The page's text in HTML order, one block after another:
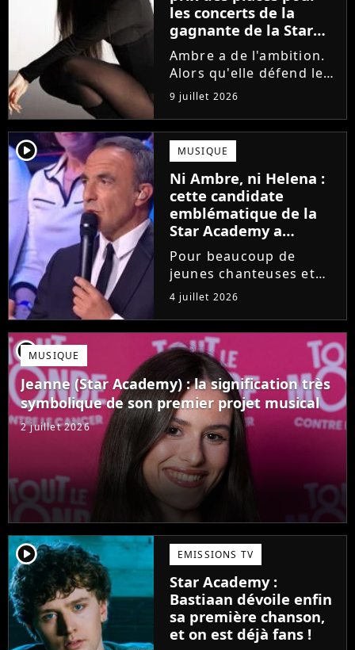
les concerts de la
gagnante de la Star
Academy !
Ambre a de l'ambition.
Alors qu'elle défend le
single J'me demande et
qu'elle prépare son
premier album, la
gagnante de la dernière
saison de la Star
Academy annonce les
dates de sa...
9 juillet 2026
player2 MUSIQUE
Ni Ambre, ni Helena :
cette candidate
emblématique de la
Star Academy a
souffert après
l'émission, "J'étais
traitée de potiche"
Pour beaucoup de
jeunes chanteuses et
chanteurs, la Star
Academy est un rêve.
Mais comme l'a rappelé
une ancienne gagnante,
l'émission de TF1 n'est
pas toujours simple à
vivre.
4 juillet 2026
player2MUSIQUE
Jeanne (Star Academy) : la signification très
symbolique de son premier projet musical
2 juillet 2026
player2 EMISSIONS TV
Star Academy :
Bastiaan dévoile enfin
sa première chanson,
et on est déjà fans !